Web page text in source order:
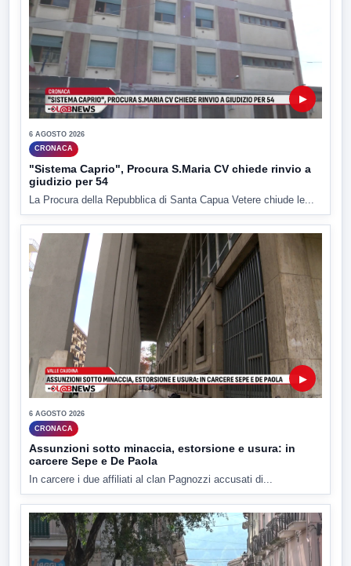
▶
6 AGOSTO 2026
CRONACA
"Sistema Caprio", Procura S.Maria CV chiede rinvio a
giudizio per 54
La Procura della Repubblica di Santa Capua Vetere chiude le...
▶
6 AGOSTO 2026
CRONACA
Assunzioni sotto minaccia, estorsione e usura: in
carcere Sepe e De Paola
In carcere i due affiliati al clan Pagnozzi accusati di...